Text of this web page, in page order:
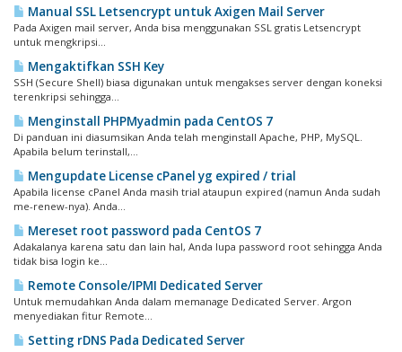
Manual SSL Letsencrypt untuk Axigen Mail Server
Pada Axigen mail server, Anda bisa menggunakan SSL gratis Letsencrypt
untuk mengkripsi...
Mengaktifkan SSH Key
SSH (Secure Shell) biasa digunakan untuk mengakses server dengan koneksi
terenkripsi sehingga...
Menginstall PHPMyadmin pada CentOS 7
Di panduan ini diasumsikan Anda telah menginstall Apache, PHP, MySQL.
Apabila belum terinstall,...
Mengupdate License cPanel yg expired / trial
Apabila license cPanel Anda masih trial ataupun expired (namun Anda sudah
me-renew-nya). Anda...
Mereset root password pada CentOS 7
Adakalanya karena satu dan lain hal, Anda lupa password root sehingga Anda
tidak bisa login ke...
Remote Console/IPMI Dedicated Server
Untuk memudahkan Anda dalam memanage Dedicated Server. Argon
menyediakan fitur Remote...
Setting rDNS Pada Dedicated Server